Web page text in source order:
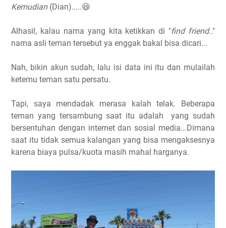
Kemudian(Dian).....😆
Alhasil, kalau nama yang kita ketikkan di "find friend.."
nama asli teman tersebut ya enggak bakal bisa dicari...
Nah, bikin akun sudah, lalu isi data ini itu dan mulailah
ketemu teman satu persatu.
Tapi, saya mendadak merasa kalah telak. Beberapa
teman yang tersambung saat itu adalah yang sudah
bersentuhan dengan internet dan sosial media...Dimana
saat itu tidak semua kalangan yang bisa mengaksesnya
karena biaya pulsa/kuota masih mahal harganya.